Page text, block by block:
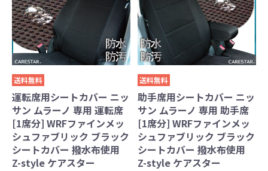
送料無料
運転席用シートカバー ニッ
サン ムラーノ 専用 運転席
[1席分] WRFファインメッ
シュファブリック ブラック
シートカバー 撥水布使用
Z-style ケアスター
送料無料
助手席用シートカバー ニッ
サン ムラーノ 専用 助手席
[1席分] WRFファインメッ
シュファブリック ブラック
シートカバー 撥水布使用
Z-style ケアスター